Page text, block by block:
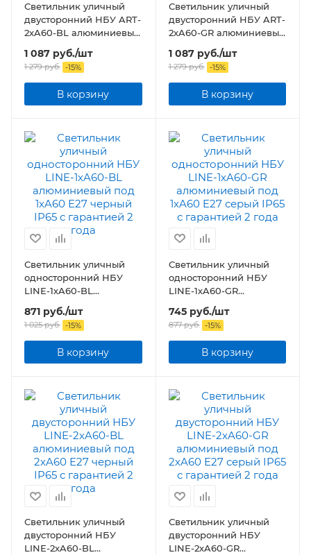
Светильник уличный
двусторонний НБУ ART-
2хA60-BL алюминиевый
под 2хA60 E27 черный
IP65
1 087 руб./шт
1 279руб. -15%
В корзину
Светильник уличный
двусторонний НБУ ART-
2хA60-GR алюминиевый
под лампу 2хA60 E27
серый IP65
1 087руб./шт
1 279руб. -15%
В корзину
Светильник уличный
односторонний НБУ
LINE-1хA60-BL
алюминиевый под
1хA60 E27 черный IP65
871 руб./шт
1 025руб. -15%
В корзину
Светильник уличный
односторонний НБУ
LINE-1хA60-GR
алюминиевый под
1хA60 E27 серый IP65
745руб./шт
877руб. -15%
В корзину
Светильник уличный
двусторонний НБУ
LINE-2хA60-BL
Светильник уличный
двусторонний НБУ
LINE-2хA60-GR